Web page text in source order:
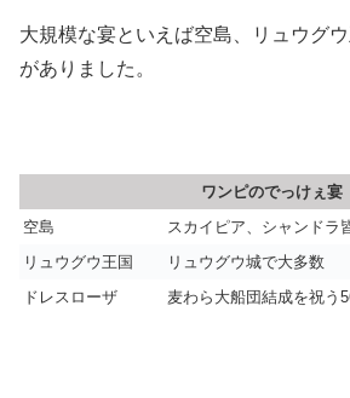
大規模な宴といえば空島、リュウグ
がありました。
ワンピのでっけぇ宴
空島
スカイピア、シャンドラ
リュウグウ王国
リュウグウ城で大多数
ドレスローザ
麦わら大船団結成を祝う